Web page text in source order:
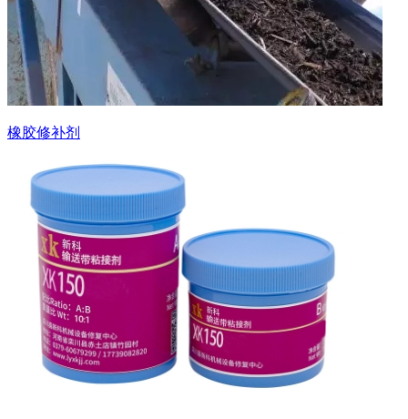
橡胶修补剂